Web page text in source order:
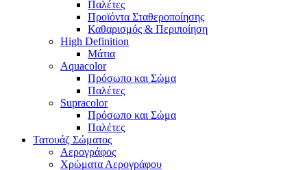
Παλέτες
Προϊόντα Σταθεροποίησης
Καθαρισμός & Περιποίηση
High Definition
Μάτια
Aquacolor
Πρόσωπο και Σώμα
Παλέτες
Supracolor
Πρόσωπο και Σώμα
Παλέτες
Τατουάζ Σώματος
Αερογράφος
Χρώματα Αερογράφου